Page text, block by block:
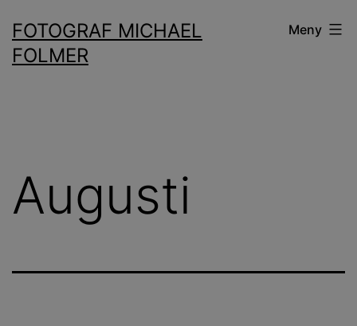
till
innehåll
FOTOGRAF MICHAEL
FOLMER
Meny
Augusti